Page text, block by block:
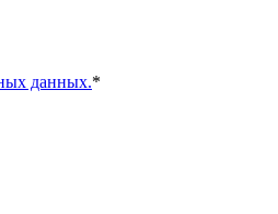
данных.*